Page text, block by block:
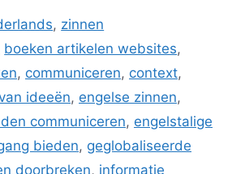
, zinnen
boeken artikelen websites,
, communiceren, context,
ideeën, engelse zinnen,
communiceren, engelstalige
bieden, geglobaliseerde
doorbreken, informatie